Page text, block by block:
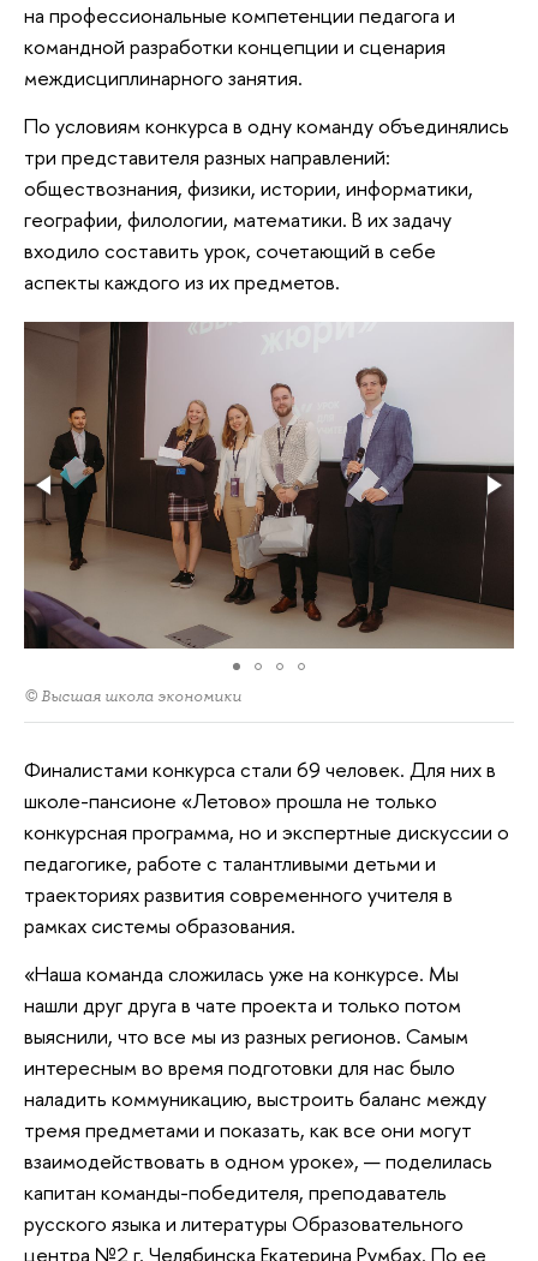
на профессиональные компетенции педагога и
командной разработки концепции и сценария
междисциплинарного занятия.
По условиям конкурса в одну команду объединялись
три представителя разных направлений:
обществознания, физики, истории, информатики,
географии, филологии, математики. В их задачу
входило составить урок, сочетающий в себе
аспекты каждого из их предметов.
© Высшая школа экономики
Финалистами конкурса стали 69 человек. Для них в
школе-пансионе «Летово» прошла не только
конкурсная программа, но и экспертные дискуссии о
педагогике, работе с талантливыми детьми и
траекториях развития современного учителя в
рамках системы образования.
«Наша команда сложилась уже на конкурсе. Мы
нашли друг друга в чате проекта и только потом
выяснили, что все мы из разных регионов. Самым
интересным во время подготовки для нас было
наладить коммуникацию, выстроить баланс между
тремя предметами и показать, как все они могут
взаимодействовать в одном уроке», — поделилась
капитан команды-победителя, преподаватель
русского языка и литературы Образовательного
центра №2 г. Челябинска Екатерина Румбах. По ее